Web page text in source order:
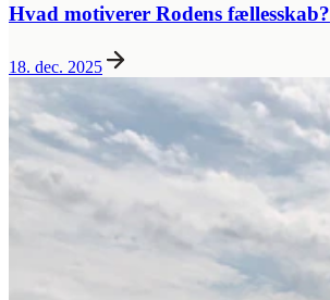
Hvad motiverer Rodens fællesskab?
18. dec. 2025